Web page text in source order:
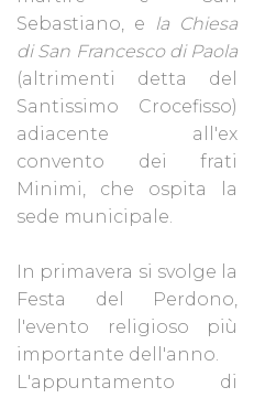
Sebastiano, e
la Chiesa
di San Francesco di Paola
(altrimenti detta del
Santissimo Crocefisso)
adiacente all'ex
convento dei frati
Minimi, che ospita la
sede municipale.
In primavera si svolge la
Festa del Perdono,
l'evento religioso più
importante dell'anno.
L'appuntamento di